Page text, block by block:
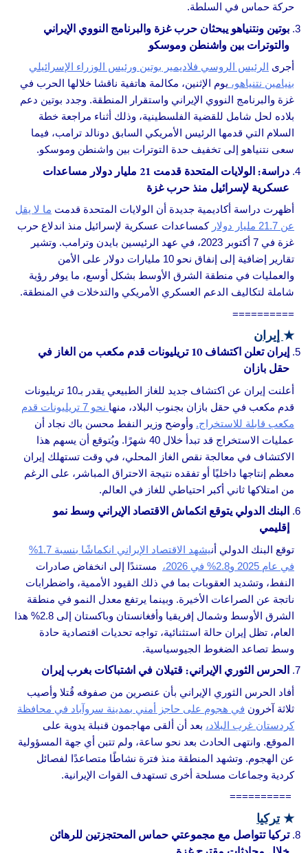
حركة حماس في السلطة.
بوتين ونتنياهو يبحثان حرب غزة والبرنامج النووي الإيراني
والتوترات بين واشنطن وموسكو
أجرى الرئيس الروسي فلاديمير بوتين ورئيس الوزراء الإسرائيلي
بنيامين نتنياهو، يوم الإثنين، مكالمة هاتفية ناقشا خلالها الحرب في
غزة والبرنامج النووي الإيراني واستقرار المنطقة. وجدد بوتين دعم
بلاده لحل شامل للقضية الفلسطينية، وذلك أثناء مراجعة خطة
السلام التي قدمها الرئيس الأمريكي السابق دونالد ترامب، فيما
سعى نتنياهو إلى تخفيف حدة التوترات بين واشنطن وموسكو.
دراسة: الولايات المتحدة قدمت 21 مليار دولار مساعدات
عسكرية لإسرائيل منذ حرب غزة
أظهرت دراسة أكاديمية جديدة أن الولايات المتحدة قدمت ما لا يقل
عن 21.7 مليار دولار
كمساعدات عسكرية لإسرائيل منذ اندلاع حرب
غزة في 7 أكتوبر 2023، في عهد الرئيسين بايدن وترامب. وتشير
تقارير إضافية إلى إنفاق نحو 10 مليارات دولار على الأمن
والعمليات في منطقة الشرق الأوسط بشكل أوسع، ما يوفر رؤية
شاملة لتكاليف الدعم العسكري الأمريكي والتدخلات في المنطقة.
==========
★ إيران
إيران تعلن اكتشاف 10 تريليونات قدم مكعب من الغاز في
حقل بازان
أعلنت إيران عن اكتشاف جديد للغاز الطبيعي يقدر بـ10 تريليونات
قدم مكعب في حقل بازان بجنوب البلاد، منها
نحو 7 تريليونات قدم
مكعب قابلة للاستخراج. وأوضح وزير النفط محسن باك نجاد أن
عمليات الاستخراج قد تبدأ خلال 40 شهرًا. ويُتوقع أن يسهم هذا
الاكتشاف في معالجة نقص الغاز المحلي، في وقت تستهلك إيران
معظم إنتاجها داخليًا أو تفقده نتيجة الاحتراق المباشر، على الرغم
من امتلاكها ثاني أكبر احتياطي للغاز في العالم.
البنك الدولي يتوقع انكماش الاقتصاد الإيراني وسط نمو
إقليمي
توقع البنك الدولي أن
يشهد الاقتصاد الإيراني انكماشًا بنسبة 1.7%
في عام 2025 و2.8% في 2026،
مستندًا إلى انخفاض صادرات
النفط، وتشديد العقوبات بما في ذلك القيود الأممية، واضطرابات
ناتجة عن الصراعات الأخيرة. وبينما يرتفع معدل النمو في منطقة
الشرق الأوسط وشمال إفريقيا وأفغانستان وباكستان إلى 2.8% هذا
العام، تظل إيران حالة استثنائية، تواجه تحديات اقتصادية حادة
وسط تصاعد الضغوط الجيوسياسية.
الحرس الثوري الإيراني: قتيلان في اشتباكات بغرب إيران
أفاد الحرس الثوري الإيراني بأن عنصرين من صفوفه قُتلا وأصيب
ثلاثة آخرون في هجوم على حاجز أمني بمدينة سروآباد في محافظة
كردستان غرب البلاد، بعد أن ألقى مهاجمون قنبلة يدوية على
الموقع. وانتهى الحادث بعد نحو ساعة، ولم تتبن أي جهة المسؤولية
عن الهجوم. وتشهد المنطقة منذ فترة نشاطًا متصاعدًا لفصائل
كردية وجماعات مسلحة أخرى تستهدف القوات الإيرانية.
==========
★تركيا
تركيا تتواصل مع مجموعتي حماس المحتجزتين للرهائن